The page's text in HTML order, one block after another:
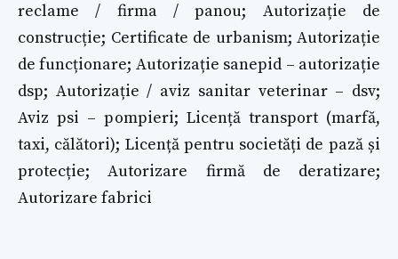
reclame / firma / panou; Autorizație de
construcție; Certificate de urbanism; Autorizație
de funcționare; Autorizație sanepid – autorizație
dsp; Autorizație / aviz sanitar veterinar – dsv;
Aviz psi – pompieri; Licență transport (marfă,
taxi, călători); Licență pentru societăți de pază și
protecție; Autorizare firmă de deratizare;
Autorizare fabrici